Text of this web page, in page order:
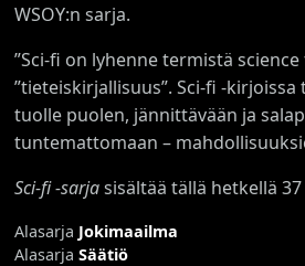
WSOY:n sarja.
”Sci-fi on lyhenne termistä
”tieteiskirjallisuus”. Sci-fi -
tuolle puolen, jännittävään ja
tuntemattomaan –
Sci-fi -sarjasisältää tällä hetkellä
Alasarja Jokimaailma
AlasarjaSäätiö